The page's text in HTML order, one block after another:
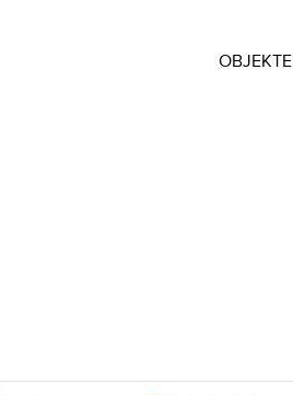
OBJEKTE